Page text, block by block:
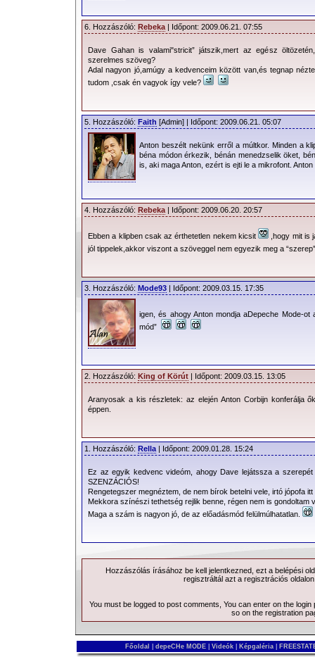
6. Hozzászóló: Rebeka | Időpont: 2009.06.21. 07:55
Dave Gahan is valami"stricit” játszik,mert az egész
szerelmes szöveg?
Adal nagyon jó,amúgy a kedvenceim között van,és tegnap
tudom ,csak én vagyok így vele?
5. Hozzászóló: Faith [Admin] | Időpont: 2009.06.21. 05:07
Anton beszélt nekünk erről a múltkor. Minden a
béna módon érkezik, bénán menedzselik öket,
is, aki maga Anton, ezért is ejti le a mikrofont.
4. Hozzászóló: Rebeka | Időpont: 2009.06.20. 20:57
Ebben a klipben csak az érthetetlen nekem kicsit
,hogy mit is
jól tippelek,akkor viszont a szöveggel nem egyezik meg a
3. Hozzászóló: Mode93 | Időpont: 2009.03.15. 17:35
igen, és ahogy Anton mondja aDepeche Mode-
mód”
2. Hozzászóló: King of Körút | Időpont: 2009.03.15. 13:05
Aranyosak a kis részletek: az elején Anton Corbijn konferálja
éppen.
1. Hozzászóló: Rella | Időpont: 2009.01.28. 15:24
Ez az egyik kedvenc videóm, ahogy Dave lejátssza a szerepét
SZENZÁCIÓS!
Rengetegszer megnéztem, de nem bírok betelni vele, irtó jópofa itt
Mekkora színészi tethetség rejlik benne, régen nem is gondoltam
Maga a szám is nagyon jó, de az előadásmód felülmúlhatatlan.
Hozzászólás írásához be kell jelentkezned, ezt a belépési
regisztráltál azt a regisztrációs
You must be logged to post comments, You can enter on the login
so on the registration
Főoldal depeCHe MODE Videók Képgaléria